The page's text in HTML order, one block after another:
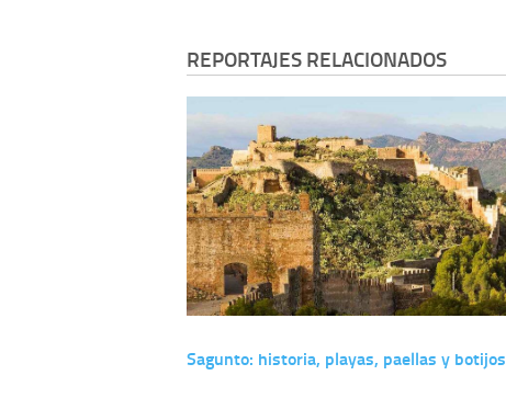
REPORTAJES RELACIONADOS
Sagunto: historia, playas, paellas y botijos